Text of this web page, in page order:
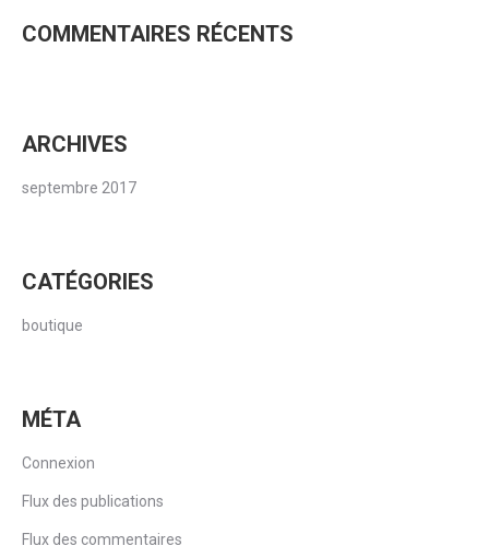
COMMENTAIRES RÉCENTS
ARCHIVES
septembre 2017
CATÉGORIES
boutique
MÉTA
Connexion
Flux des publications
Flux des commentaires